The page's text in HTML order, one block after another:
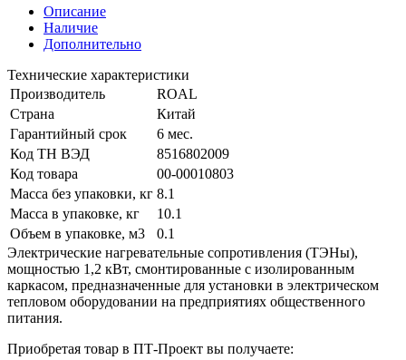
Описание
Наличие
Дополнительно
Технические характеристики
Производитель
ROAL
Страна
Китай
Гарантийный срок
6 мес.
Код ТН ВЭД
8516802009
Код товара
00-00010803
Масса без упаковки, кг 8.1
Масса в упаковке, кг
10.1
Объем в упаковке, м3
0.1
Электрические нагревательные сопротивления (ТЭНы),
мощностью 1,2 кВт, смонтированные с изолированным
каркасом, предназначенные для установки в электрическом
тепловом оборудовании на предприятиях общественного
питания.
Приобретая товар в ПТ-Проект вы получаете: